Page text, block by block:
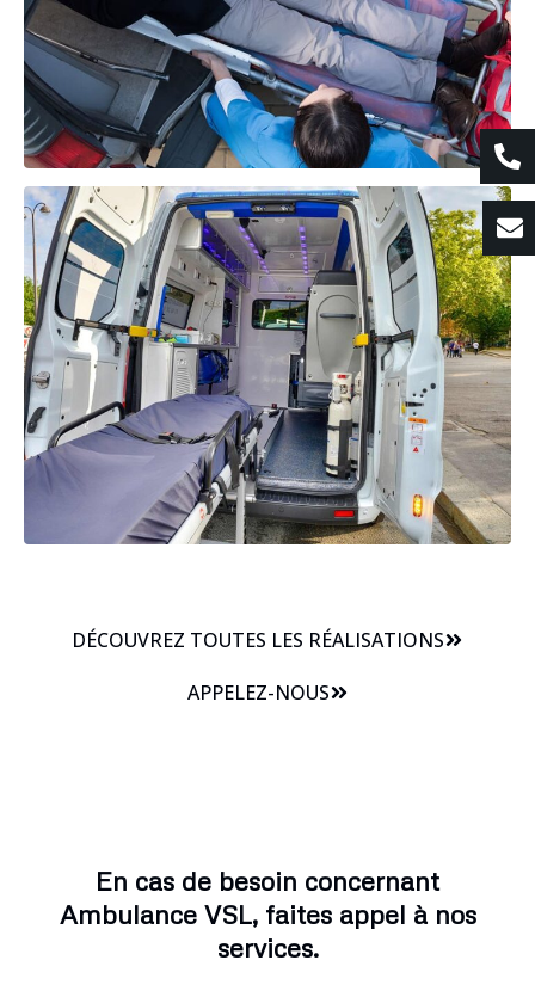
DÉCOUVREZ TOUTES LES RÉALISATIONS
APPELEZ-NOUS
En cas de besoin concernant
Ambulance VSL, faites appel à nos
services.